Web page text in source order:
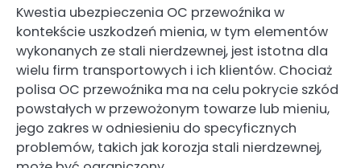
Kwestia ubezpieczenia OC przewoźnika w
kontekście uszkodzeń mienia, w tym elementów
wykonanych ze stali nierdzewnej, jest istotna dla
wielu firm transportowych i ich klientów. Chociaż
polisa OC przewoźnika ma na celu pokrycie szkód
powstałych w przewożonym towarze lub mieniu,
jego zakres w odniesieniu do specyficznych
problemów, takich jak korozja stali nierdzewnej,